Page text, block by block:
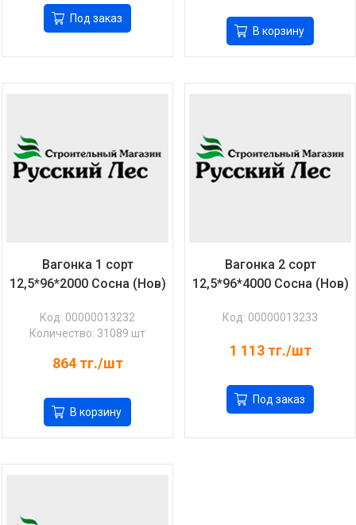
Под заказ
В корзину
Вагонка 1 сорт
12,5*96*2000 Сосна (Нов)
Код: 00000013232
Количество: 31089 шт
864тг./шт
В корзину
Вагонка 2 сорт
12,5*96*4000 Сосна (Нов)
Код: 00000013233
1 113тг./шт
Под заказ